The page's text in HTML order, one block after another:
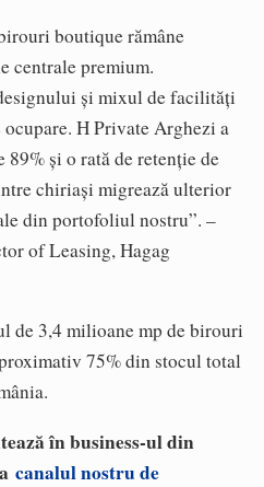
boutique rămâne
centrale premium.
și mixul de facilități
H Private Arghezi a
89% și o rată de retenție de
chiriași migrează ulterior
din portofoliul nostru”. –
of Leasing, Hagag
de 3,4 milioane mp de birouri
75% din stocul total
în business-ul din
canalul nostru de